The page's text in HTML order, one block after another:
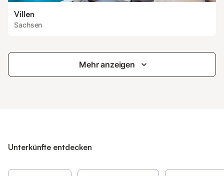
Villen
Sachsen
Mehr anzeigen
Unterkünfte entdecken